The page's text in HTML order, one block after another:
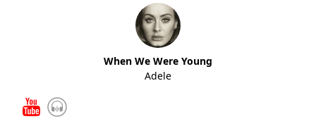
When We Were Young
Adele